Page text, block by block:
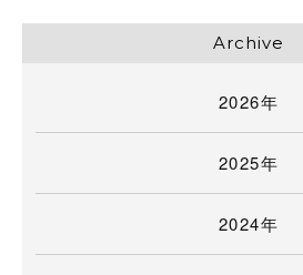
Archive
2026年
2025年
2024年